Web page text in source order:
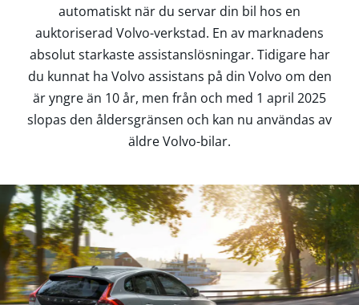
automatiskt när du servar din bil hos en
auktoriserad Volvo-verkstad. En av marknadens
absolut starkaste assistanslösningar. Tidigare har
du kunnat ha Volvo assistans på din Volvo om den
är yngre än 10 år, men från och med 1 april 2025
slopas den åldersgränsen och kan nu användas av
äldre Volvo-bilar.